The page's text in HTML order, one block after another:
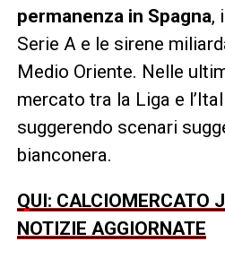
permanenza in Spagna,
Serie A e le sirene
Medio Oriente. Nelle
mercato tra la Liga e
suggerendo scenari
bianconera.
QUI: CALCIOMERCATO
NOTIZIE AGGIORNATE